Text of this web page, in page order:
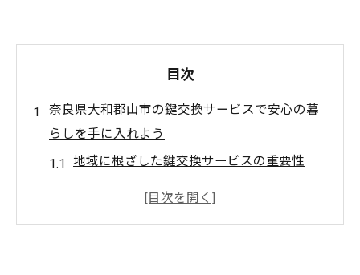
目次
奈良県大和郡山市の鍵交換サービスで安心の暮
らしを手に入れよう
地域に根ざした鍵交換サービスの重要性
鍵交換で得られる安全と安心のメリット